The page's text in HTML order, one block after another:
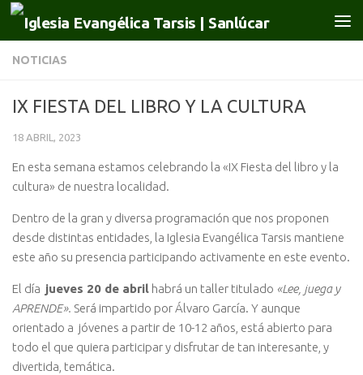
Saltar al contenido
NOTICIAS
IX FIESTA DEL LIBRO Y LA CULTURA
18 ABRIL, 2023
En esta semana estamos celebrando la «IX Fiesta del libro y la
cultura» de nuestra localidad.
Dentro de la gran y diversa programación que nos proponen
desde distintas entidades, la Iglesia Evangélica Tarsis mantiene
este año su presencia participando activamente en este evento.
El día jueves 20 de abril habrá un taller titulado «Lee, juega y
APRENDE». Será impartido por Álvaro García. Y aunque
orientado a jóvenes a partir de 10-12 años, está abierto para
todo el que quiera participar y disfrutar de tan interesante, y
divertida, temática.